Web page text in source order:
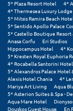
Πάργα
Παρνασσός
Πάρος
Πάτμος
Πάτρα
5* Plaza Resort Hotel
4*
4* Thermesea Luxury Lodge
5* Mitsis Ramira Beach
5* Sentido Apollo Palace
5* Castello Boutique Resort
Anasa Corfu
Eri Studios
Hippocampus Hotel
4*
5* Kresten Royal Euphoria
4* Rocabella Santorini Hotel
5* Alexandros Palace Hotel
Alexis Hotel Chania
4*
Mariya Art Living
Aqua
5* Asterion Suites & Spa -
Aqua Mare Hotel
Douskos Guest House
En